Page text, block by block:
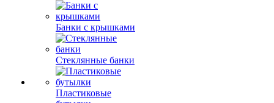
Банки с крышками
Стеклянные банки
Пластиковые